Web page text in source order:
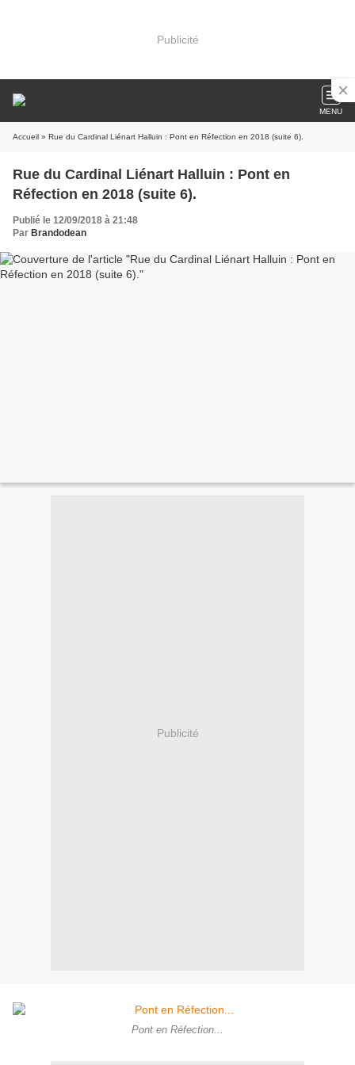
Publicité
MENU
Accueil » Rue du Cardinal Liénart Halluin : Pont en Réfection en 2018 (suite 6).
Rue du Cardinal Liénart Halluin : Pont en
Réfection en 2018 (suite 6).
Publié le 12/09/2018 à 21:48
Par Brandodean
Publicité
Pont en Réfection...